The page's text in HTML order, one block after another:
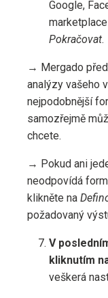
Google,
Pokračovat.
→ Mergado
analýzy vašeho
nejpodobnější
samozřejmě
chcete.
→ Pokud ani
neodpovídá
klikněte na
požadovaný
V
kliknutím
veškerá